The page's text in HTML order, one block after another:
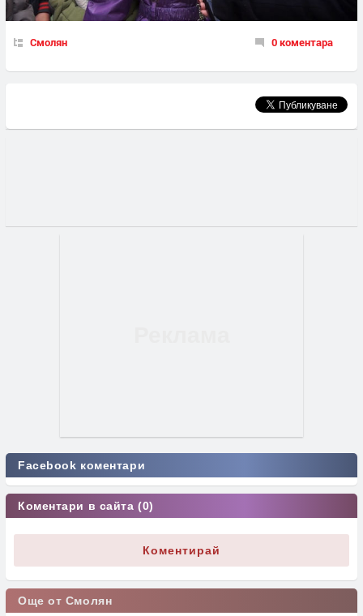
Смолян 0 коментара
Facebook коментари
Коментари в сайта (0)
Коментирай
Още от Смолян